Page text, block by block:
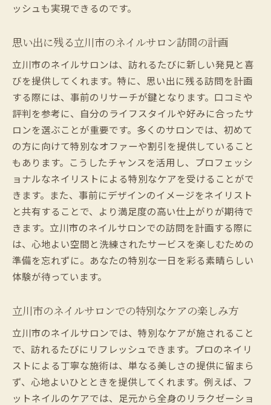
ッシュも実現できるのです。
思い出に残る立川市のネイルサロン訪問の計画
立川市のネイルサロンは、訪れるたびに新しい発見と喜
びを提供してくれます。特に、思い出に残る訪問を計画
する際には、事前のリサーチが鍵となります。口コミや
評判を参考に、自分のライフスタイルや好みに合ったサ
ロンを選ぶことが重要です。多くのサロンでは、初めて
の方に向けて特別なオファーや割引を提供していること
もあります。こうしたチャンスを活用し、プロフェッシ
ョナルなネイリストによる特別なケアを受けることがで
きます。また、事前にデザインのイメージをネイリスト
と共有することで、より満足度の高い仕上がりが期待で
きます。立川市のネイルサロンでの訪問を計画する際に
は、心地よい空間と洗練されたサービスを楽しむための
準備を忘れずに。あなたの特別な一日を彩る素晴らしい
体験が待っています。
立川市のネイルサロンでの特別なケアの楽しみ方
立川市のネイルサロンでは、特別なケアが施されること
で、訪れるたびにリフレッシュできます。プロのネイリ
ストによる丁寧な施術は、単なる美しさの提供に留まら
ず、心地よいひとときを提供してくれます。例えば、フ
ットネイルのケアでは、足元から全身のリラクゼーショ